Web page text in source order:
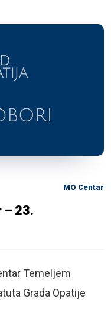
MO Centar
23.
Temeljem
Grada Opatije